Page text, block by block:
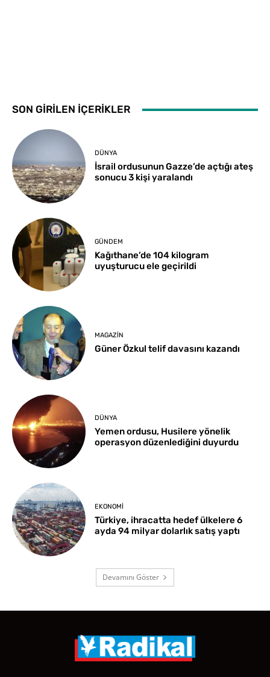
SON GİRİLEN İÇERİKLER
DÜNYA
İsrail ordusunun Gazze’de açtığı ateş
sonucu 3 kişi yaralandı
GÜNDEM
Kağıthane’de 104 kilogram
uyuşturucu ele geçirildi
MAGAZIN
Güner Özkul telif davasını kazandı
DÜNYA
Yemen ordusu, Husilere yönelik
operasyon düzenlediğini duyurdu
EKONOMI
Türkiye, ihracatta hedef ülkelere 6
ayda 94 milyar dolarlık satış yaptı
Devamını Göster